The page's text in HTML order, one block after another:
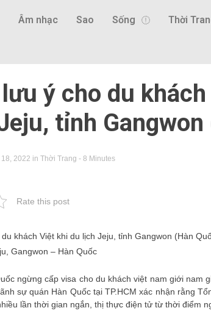
Âm nhạc Sao Sống Thời
ý cho du
tỉnh
2022 in Thời Trang - 8 Minutes
Rate this post
Gangwon – Hàn Quốc
ngừng cấp visa cho du khách việt nam giới nam
sự quán Hàn Quốc tại TP.HCM xác nhận rằng
lần thời gian ngắn, thị thực điện tử từ thời điểm